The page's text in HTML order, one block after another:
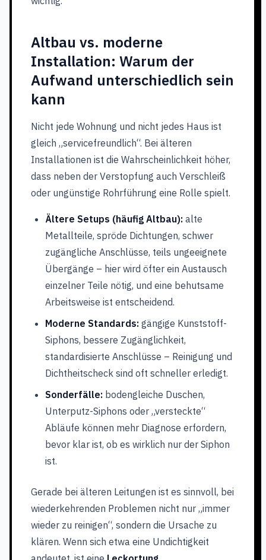
Altbau vs. moderne
Installation: Warum der
Aufwand unterschiedlich sein
kann
Nicht jede Wohnung und nicht jedes Haus ist
gleich „servicefreundlich“. Bei älteren
Installationen ist die Wahrscheinlichkeit höher,
dass neben der Verstopfung auch Verschleiß
oder ungünstige Rohrführung eine Rolle spielt.
Ältere Setups (häufig Altbau): alte
Metallteile, spröde Dichtungen, schwer
zugängliche Anschlüsse, teils ungeeignete
Übergänge – hier wird öfter ein Austausch
einzelner Teile nötig, und eine behutsame
Arbeitsweise ist entscheidend.
Moderne Standards: gängige Kunststoff-
Siphons, bessere Zugänglichkeit,
standardisierte Anschlüsse – Reinigung und
Dichtheitscheck sind oft schneller erledigt.
Sonderfälle: bodengleiche Duschen,
Unterputz-Siphons oder „versteckte“
Abläufe können mehr Diagnose erfordern,
bevor klar ist, ob es wirklich nur der Siphon
ist.
Gerade bei älteren Leitungen ist es sinnvoll, bei
wiederkehrenden Problemen nicht nur „immer
wieder zu reinigen“, sondern die Ursache zu
klären. Wenn sich etwa eine Undichtigkeit